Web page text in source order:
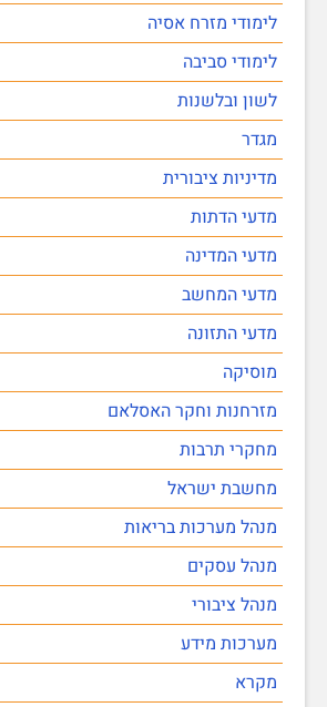
לימודי מזרח אסיה
לימודי סביבה
לשון ובלשנות
מגדר
מדיניות ציבורית
מדעי הדתות
מדעי המדינה
מדעי המחשב
מדעי התזונה
מוסיקה
מזרחנות וחקר האסלאם
מחקרי תרבות
מחשבת ישראל
מנהל מערכות בריאות
מנהל עסקים
מנהל ציבורי
מערכות מידע
מקרא